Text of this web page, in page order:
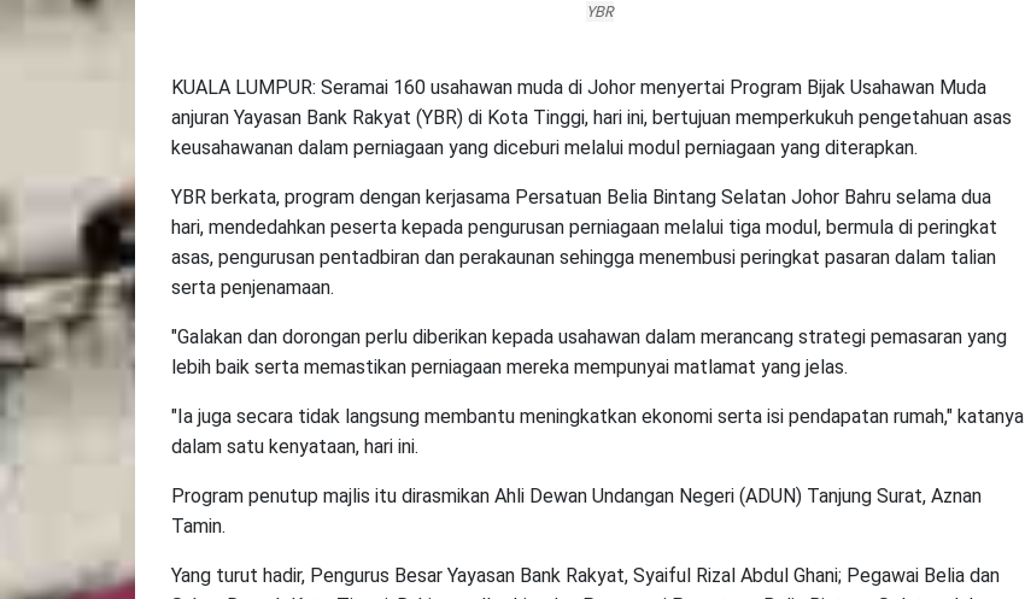
YBR
KUALA LUMPUR: Seramai 160 usahawan muda di Johor menyertai Program Bijak Usahawan Muda
anjuran Yayasan Bank Rakyat (YBR) di Kota Tinggi, hari ini, bertujuan memperkukuh pengetahuan asas
keusahawanan dalam perniagaan yang diceburi melalui modul perniagaan yang diterapkan.
YBR berkata, program dengan kerjasama Persatuan Belia Bintang Selatan Johor Bahru selama dua
hari, mendedahkan peserta kepada pengurusan perniagaan melalui tiga modul, bermula di peringkat
asas, pengurusan pentadbiran dan perakaunan sehingga menembusi peringkat pasaran dalam talian
serta penjenamaan.
"Galakan dan dorongan perlu diberikan kepada usahawan dalam merancang strategi pemasaran yang
lebih baik serta memastikan perniagaan mereka mempunyai matlamat yang jelas.
"Ia juga secara tidak langsung membantu meningkatkan ekonomi serta isi pendapatan rumah," katanya
dalam satu kenyataan, hari ini.
Program penutup majlis itu dirasmikan Ahli Dewan Undangan Negeri (ADUN) Tanjung Surat, Aznan
Tamin.
Yang turut hadir, Pengurus Besar Yayasan Bank Rakyat, Syaiful Rizal Abdul Ghani; Pegawai Belia dan